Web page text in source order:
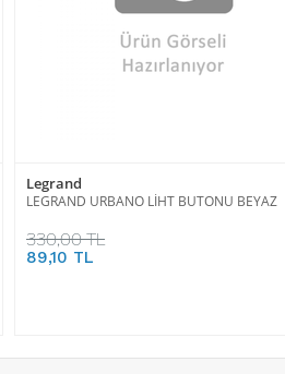
Legrand
LEGRAND URBANO LİHT BUTONU BEYAZ
330,00 TL
89,10 TL